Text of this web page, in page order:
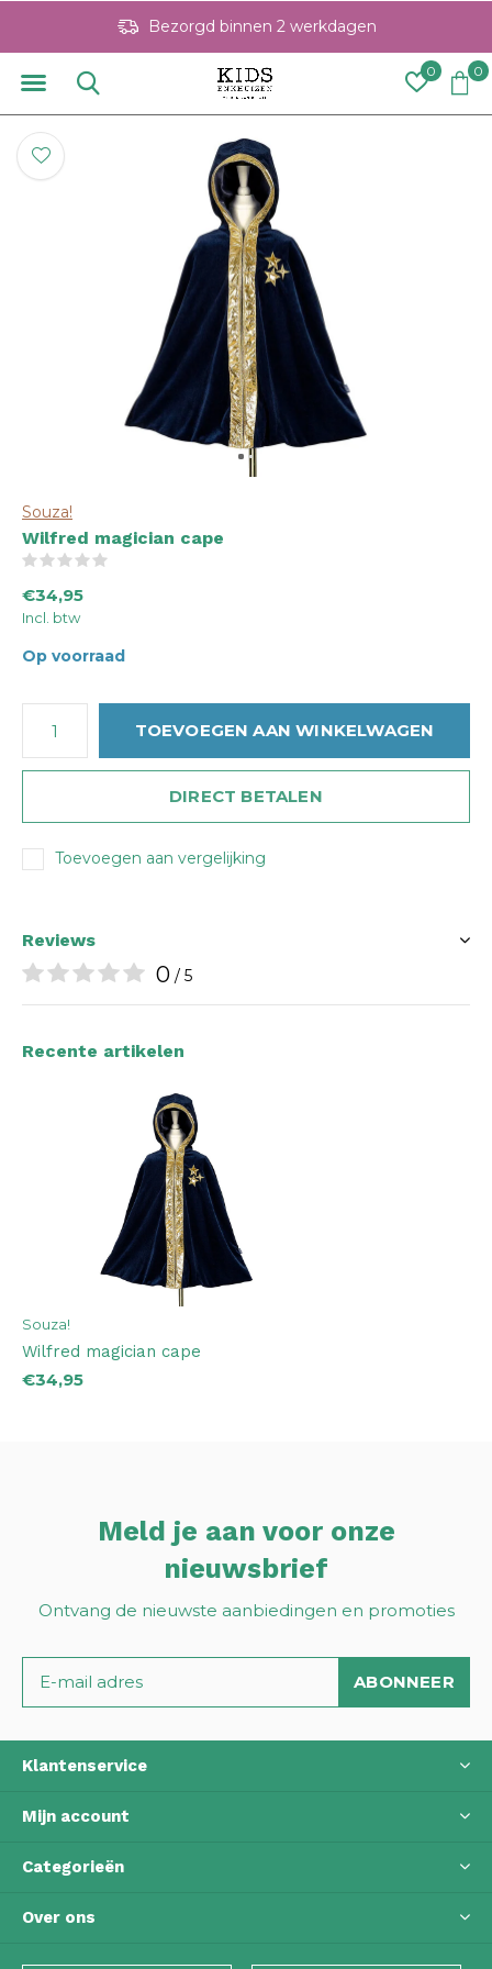
0 0
Bezorgd binnen 2 werkdagen
Souza!
Wilfred magician cape
€34,95
Incl. btw
Op voorraad
TOEVOEGEN AAN WINKELWAGEN
DIRECT BETALEN
Toevoegen aan vergelijking
Reviews
0 / 5
Recente artikelen
Souza!
Wilfred magician cape
€34,95
Meld je aan voor onze
nieuwsbrief
Ontvang de nieuwste aanbiedingen en promoties
ABONNEER
Klantenservice
Mijn account
Categorieën
Over ons